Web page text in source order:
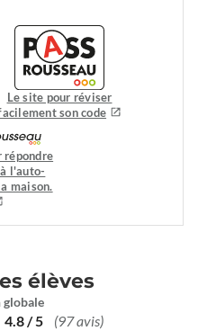
Le site pour réviser
son code
répondre
l'auto-
maison.
élèves
globale
4.8 / 5 (97 avis)